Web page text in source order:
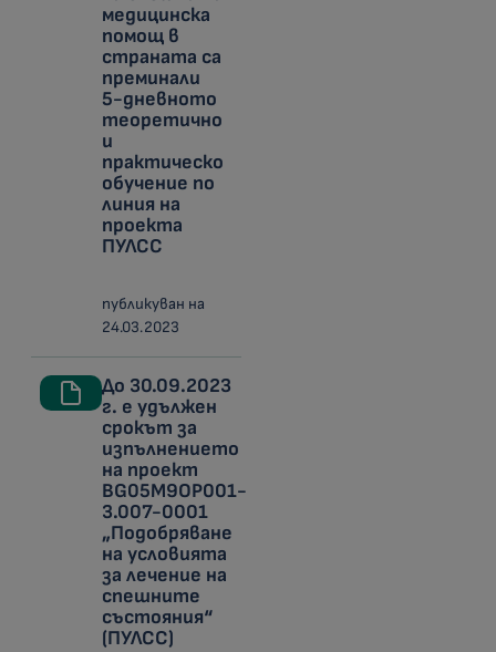
медицинска
помощ в
страната са
преминали
5-дневното
теоретично
и
практическо
обучение по
линия на
проекта
ПУЛСС
публикуван на
24.03.2023
До 30.09.2023
г. е удължен
срокът за
изпълнението
на проект
BG05M9OP001-
3.007-0001
„Подобряване
на условията
за лечение на
спешните
състояния“
(ПУЛСС)